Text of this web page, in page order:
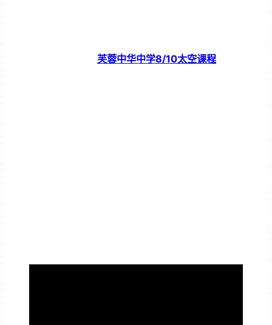
芙蓉中华中学8/10太空课程